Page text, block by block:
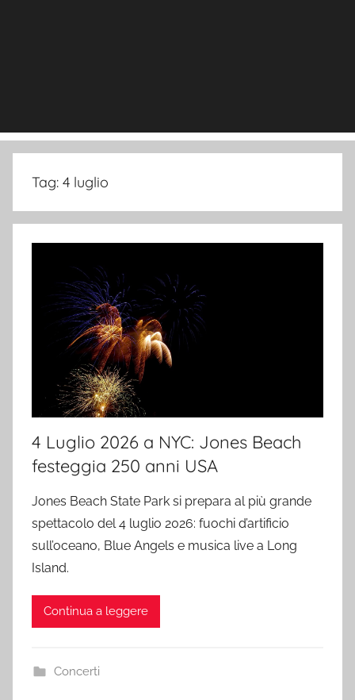
Tag: 4 luglio
4 Luglio 2026 a NYC: Jones Beach
festeggia 250 anni USA
Jones Beach State Park si prepara al più grande
spettacolo del 4 luglio 2026: fuochi d’artificio
sull’oceano, Blue Angels e musica live a Long
Island.
Continua a leggere
Concerti